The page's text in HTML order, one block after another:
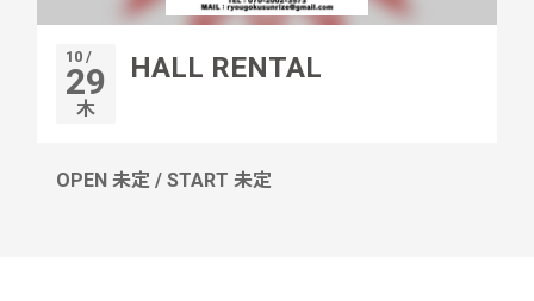
10 /
29
木
HALL RENTAL
OPEN 未定 / START 未定